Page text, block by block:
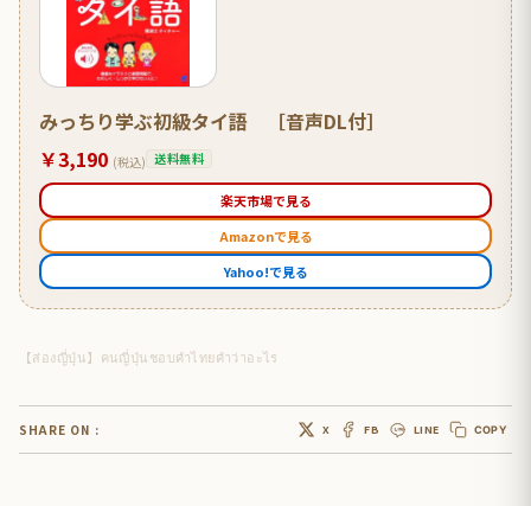
みっちり学ぶ初級タイ語 ［音声DL付］
￥3,190 (税込) 送料無料
楽天市場で見る
Amazonで見る
Yahoo!で見る
【ส่องญี่ปุ่น】คนญี่ปุ่นชอบคำไทยคำว่าอะไร
SHARE ON : X FB LINE COPY